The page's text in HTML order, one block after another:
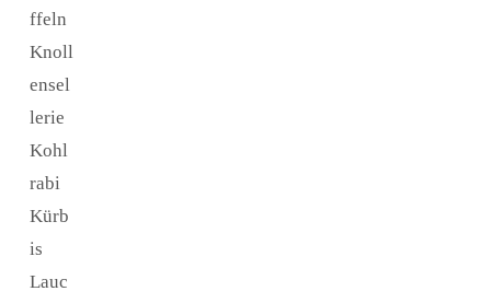
ffeln
Knoll
ensel
lerie
Kohl
rabi
Kürb
is
Lauc